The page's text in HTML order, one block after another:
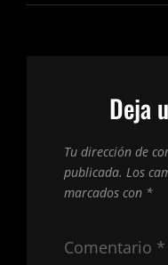
Deja
Tu dirección de
publicada. Los
marcados con *
Comentario *